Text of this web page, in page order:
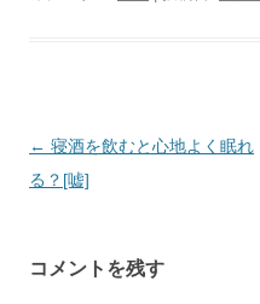
投
稿
ゲ
← 寝酒を飲むと心地よく眠れ
る？[嘘]
コメントを残す